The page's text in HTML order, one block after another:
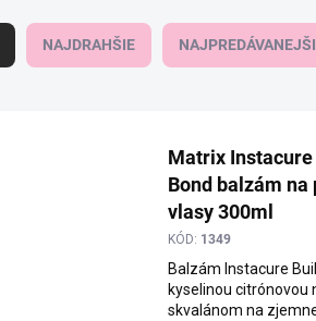
NAJDRAHŠIE
Matrix Instacure
Bond balzám na
vlasy 300ml
KÓD: 1349
Balzám Instacure
kyselinou citrónovou
skvalánom na